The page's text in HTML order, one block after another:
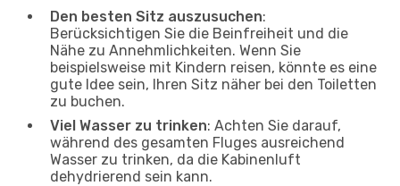
Den besten Sitz auszusuchen:
Berücksichtigen Sie die Beinfreiheit und die
Nähe zu Annehmlichkeiten. Wenn Sie
beispielsweise mit Kindern reisen, könnte es eine
gute Idee sein, Ihren Sitz näher bei den Toiletten
zu buchen.
Viel Wasser zu trinken: Achten Sie darauf,
während des gesamten Fluges ausreichend
Wasser zu trinken, da die Kabinenluft
dehydrierend sein kann.